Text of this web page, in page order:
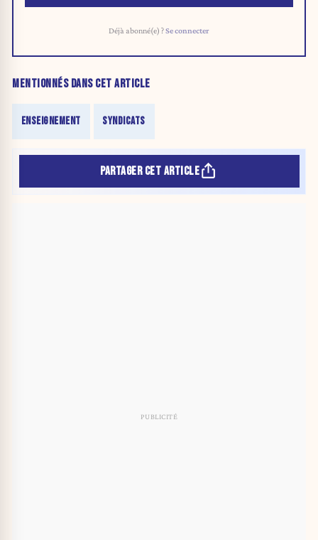
Déjà abonné(e) ?Se connecter
MENTIONNÉS DANS CET ARTICLE
ENSEIGNEMENT SYNDICATS
PARTAGER CET ARTICLE